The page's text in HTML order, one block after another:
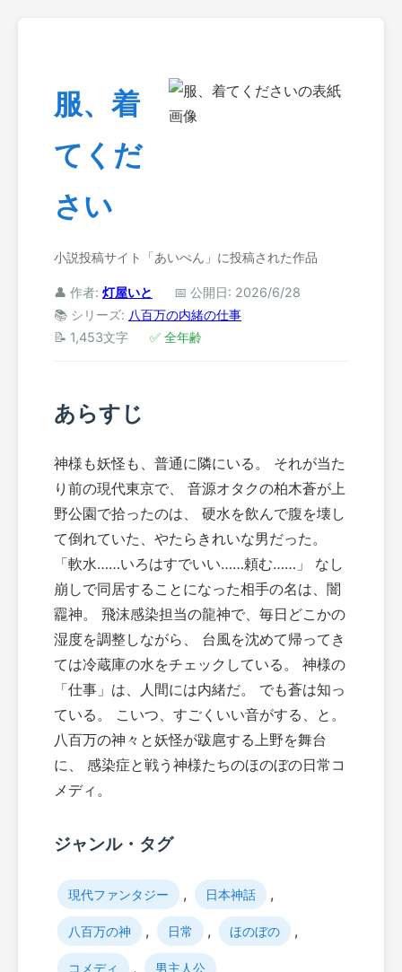
服、着
てくだ
さい
小説投稿サイト「あいぺん」に投稿された作品
👤 作者: 灯屋いと
📅 公開日: 2026/6/28
📚 シリーズ: 八百万の内緒の仕事
📝 1,453文字
✅ 全年齢
あらすじ
神様も妖怪も、普通に隣にいる。 それが当た
り前の現代東京で、 音源オタクの柏木蒼が上
野公園で拾ったのは、 硬水を飲んで腹を壊し
て倒れていた、やたらきれいな男だった。
「軟水……いろはすでいい……頼む……」 なし
崩しで同居することになった相手の名は、闇
龗神。 飛沫感染担当の龍神で、毎日どこかの
湿度を調整しながら、 台風を沈めて帰ってき
ては冷蔵庫の水をチェックしている。 神様の
「仕事」は、人間には内緒だ。 でも蒼は知っ
ている。 こいつ、すごくいい音がする、と。
八百万の神々と妖怪が跋扈する上野を舞台
に、 感染症と戦う神様たちのほのぼの日常コ
メディ。
ジャンル・タグ
現代ファンタジー , 日本神話 ,
八百万の神 , 日常 , ほのぼの ,
コメディ , 男主人公